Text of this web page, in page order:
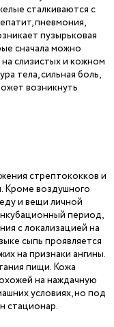
сталкиваются с
пневмония,
пузырьковая
сначала можно
слизистых и кожном
тела, сильная боль,
возникнуть
стрептококков и
Кроме воздушного
и вещи личной
период,
с локализацией на
сыпь проявляется
на признаки ангины.
пищи. Кожа
на наждачную
условиях, но под
стационар.